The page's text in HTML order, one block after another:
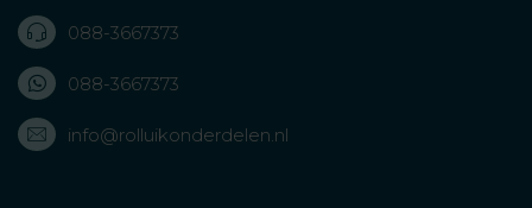
088-3667373
088-3667373
info@rolluikonderdelen.nl